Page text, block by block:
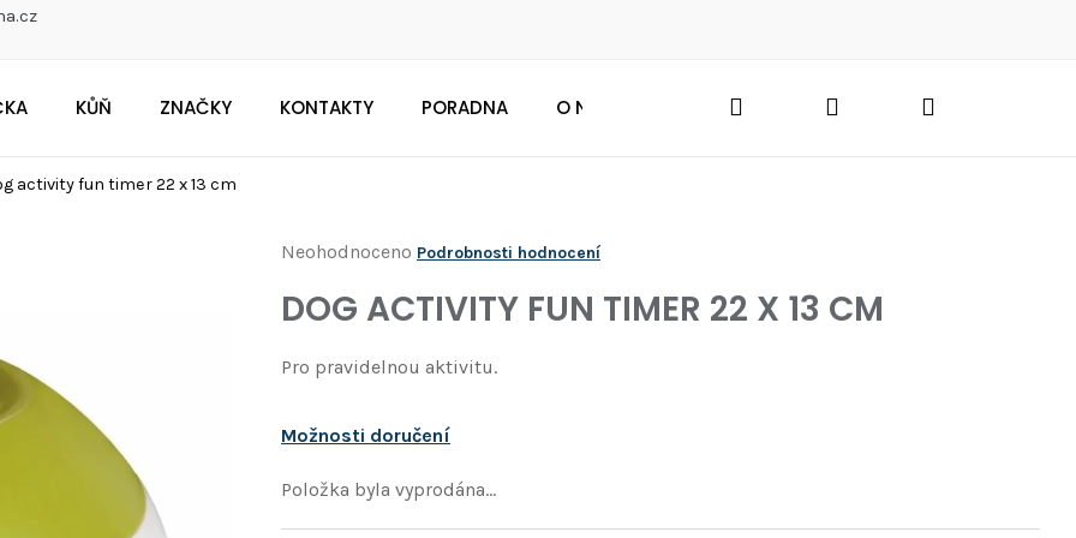
KŮŇ ZNAČKY KONTAKTY PORADNA O NÁS Hledat PřihlášeníNákupní
activity fun timer 22 x 13 cm
Průměrné
produktu
5
hvězdiček.
Neohodnoceno Podrobnosti hodnocení
DOG ACTIVITY FUN TIMER 22 X 13 CM
Pro pravidelnou aktivitu.
Možnosti doručení
Položka byla vyprodána…
CO POTŘEBUJETE NAJÍT?